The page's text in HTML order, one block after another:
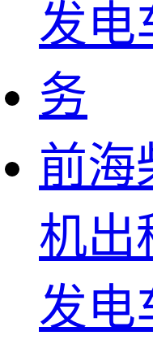
前海
机出
发电